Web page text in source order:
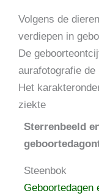
Volgens de
verdiepen in
De
aurafotografie de
Het
ziekte
Sterrenbeeld
Steenbok
Geboortedagen